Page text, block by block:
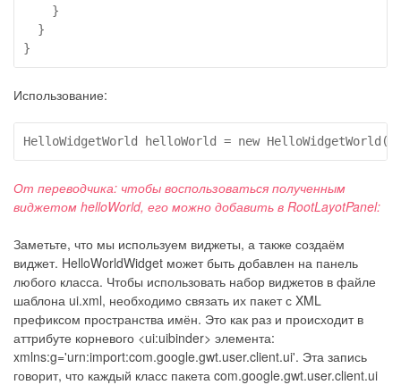
    }
  }
}
Использование:
HelloWidgetWorld helloWorld = new
От переводчика: чтобы воспользоваться полученным
виджетом helloWorld, его можно добавить в RootLayotPanel:
Заметьте, что мы используем виджеты, а также создаём
виджет. HelloWorldWidget может быть добавлен на панель
любого класса. Чтобы использовать набор виджетов в файле
шаблона ui.xml, необходимо связать их пакет с XML
префиксом пространства имён. Это как раз и происходит в
аттрибуте корневого <ui:uibinder> элемента:
xmlns:g='urn:import:com.google.gwt.user.client.ui'. Эта запись
говорит, что каждый класс пакета com.google.gwt.user.client.ui